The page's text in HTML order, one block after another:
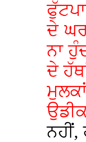
ਦੇ
ਨਾ
ਦੇ